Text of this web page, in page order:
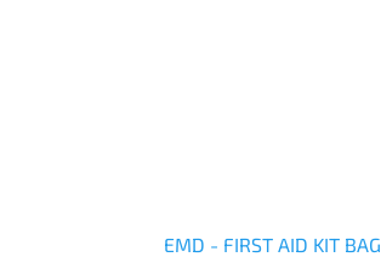
EMD - FIRST AID KIT BAG